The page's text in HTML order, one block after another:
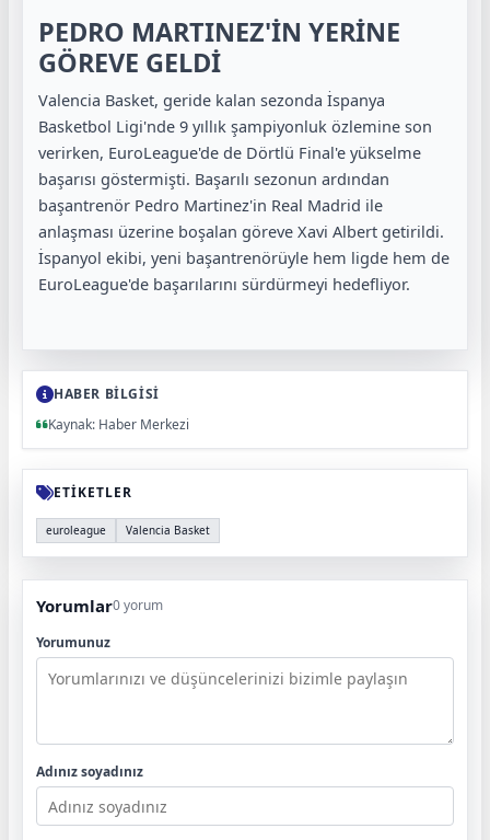
PEDRO MARTINEZ'İN YERİNE
GÖREVE GELDİ
Valencia Basket, geride kalan sezonda İspanya
Basketbol Ligi'nde 9 yıllık şampiyonluk özlemine son
verirken, EuroLeague'de de Dörtlü Final'e yükselme
başarısı göstermişti. Başarılı sezonun ardından
başantrenör Pedro Martinez'in Real Madrid ile
anlaşması üzerine boşalan göreve Xavi Albert getirildi.
İspanyol ekibi, yeni başantrenörüyle hem ligde hem de
EuroLeague'de başarılarını sürdürmeyi hedefliyor.
HABER BİLGİSİ
Kaynak: Haber Merkezi
ETİKETLER
euroleague Valencia Basket
Yorumlar0 yorum
Yorumunuz
Adınız soyadınız